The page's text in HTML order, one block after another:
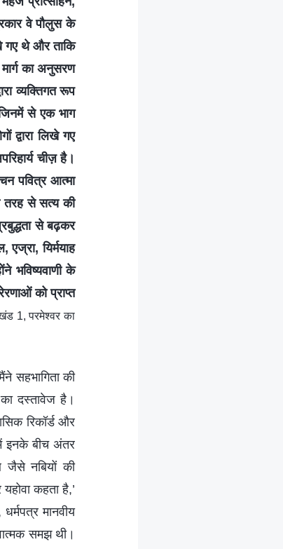
वे पौलुस के
गए थे और ताकि
का अनुसरण
व्यक्तिगत रूप
से एक भाग
द्वारा लिखे गए
चीज़ है।
पवित्र आत्मा
तरह से सत्य की
से बढ़कर
यिर्मयाह
भविष्यवाणी के
को प्राप्त
1, परमेश्वर का
सहभागिता की
दस्तावेज है।
रिकॉर्ड और
इनके बीच अंतर
जैसे नबियों की
कहता है,’
मानवीय
समझ थी।